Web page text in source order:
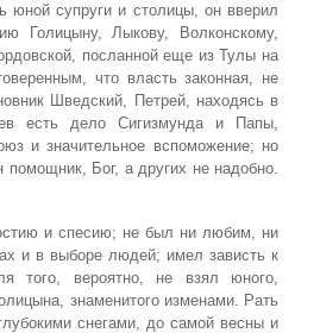
юной супруги и столицы, он вверил
Голицыну, Лыкову, Волконскому,
посланной еще из Тулы на
что власть законная, не
Шведский, Петрей, находясь в
есть дело Сигизмунда и Папы,
и значительное вспоможение; но
Бог, а других не надобно.
и спесию; не был ни любим, ни
и в выборе людей; имел зависть к
того, вероятно, не взял юного,
знаменитого изменами. Рать
снегами, до самой весны и